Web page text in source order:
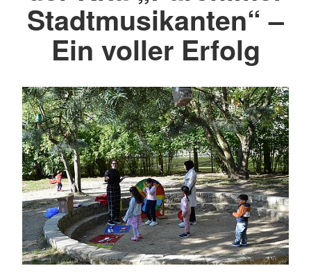
Stadtmusikanten“ –
Ein voller Erfolg